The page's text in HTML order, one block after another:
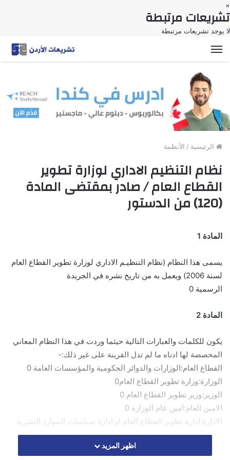
×
تشريعات مرتبطة
لا يوجد تشريعات مرتبطة
القائمة
الرئيسية / الأنظمة
نظام التنظيم الاداري لوزارة تطوير
القطاع العام / صادر بمقتضى المادة
(120) من الدستور
المادة 1
يسمى هذا النظام (نظام التنظيـم الاداري لوزارة تطوير القطاع العام
لسنة 2006) ويعمل به من تاريخ نشره في الجريدة
الرسمية 0
المادة 2
يكون للكلمات والعبارات التالية حيثما وردت في هذا النظام المعاني
المخصصة لها ادناه ما لم تدل القرينة على غير ذلك:-
القطاع العام:الوزارات والدوائر الحكومية والمؤسسات العامة 0
الوزارة:وزارة تطوير القطاع العام0
الوزير:وزير تطوير القطاع العام 0
الامين العام:امين عام الوزارة 0
الادارة:ادارة تطوير القطاع العام او ادارة سياسات الموارد البشرية
المنشأة بموجب هذا النظام ، حسب مقتضى الحال 0
المدير التنفيذي:المدير التنفيذي للادارة 0
اظهر المزيد